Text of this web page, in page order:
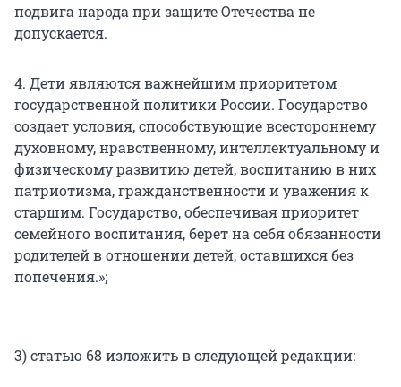
подвига народа при защите Отечества не
допускается.
4. Дети являются важнейшим приоритетом
государственной политики России. Государство
создает условия, способствующие всестороннему
духовному, нравственному, интеллектуальному и
физическому развитию детей, воспитанию в них
патриотизма, гражданственности и уважения к
старшим. Государство, обеспечивая приоритет
семейного воспитания, берет на себя обязанности
родителей в отношении детей, оставшихся без
попечения.»;
3) статью 68 изложить в следующей редакции: